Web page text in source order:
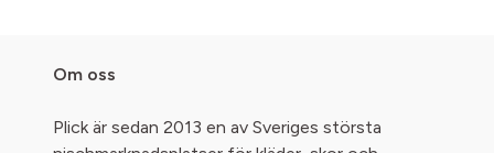
Om oss
Plick är sedan 2013 en av Sveriges största